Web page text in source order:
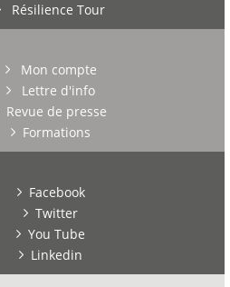
Résilience Tour
Mon compte
Lettre d'info
Revue de presse
Formations
Facebook
Twitter
You Tube
Linkedin